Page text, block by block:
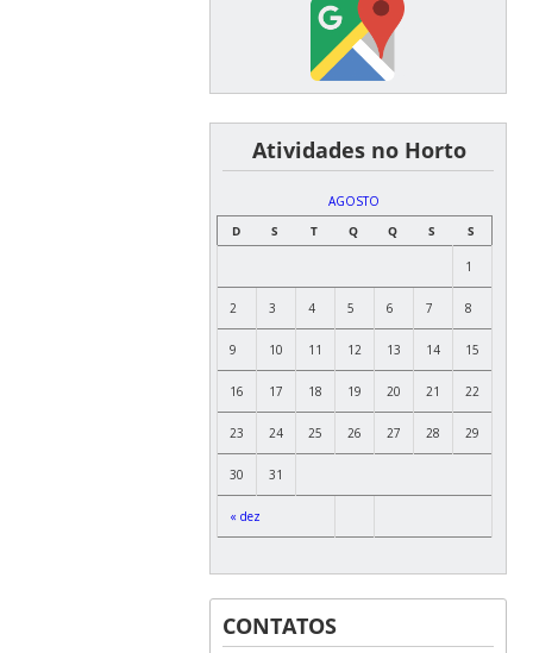
͏ ͏ ͏ ͏ ͏ ͏Atividades no Horto
AGOSTO
D
S T Q Q S S
« dez
1
2 3 4 5 6 7 8
9 10 11 12 13 14 15
16 17 18 19 20 21 22
23 24 25 26 27 28 29
30 31
CONTATOS